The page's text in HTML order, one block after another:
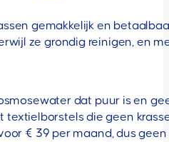
gemakkelijk en
ze grondig reinigen, en
dat puur is en
textielborstels die geen
€ 39 per maand, dus